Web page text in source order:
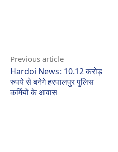
Previous article
Hardoi News: 10.12 करोड़
रुपये से बनेगे हरपालपुर पुलिस
कर्मियों के आवास